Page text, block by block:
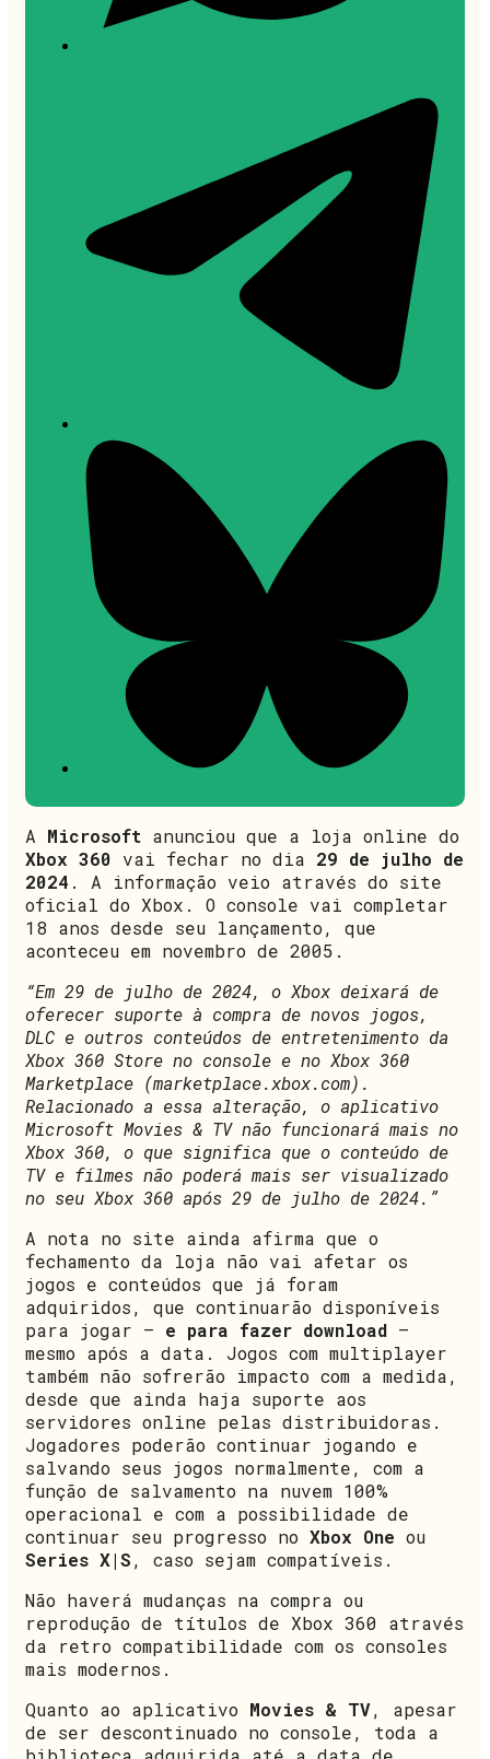
A Microsoft anunciou que a loja online do
Xbox 360 vai fechar no dia 29 de julho de
2024 . A informação veio através do site
oficial do Xbox. O console vai completar
18 anos desde seu lançamento, que
aconteceu em novembro de 2005.
“Em 29 de julho de 2024, o Xbox deixará de
oferecer suporte à compra de novos jogos,
DLC e outros conteúdos de entretenimento da
Xbox 360 Store no console e no Xbox 360
Marketplace (marketplace.xbox.com).
Relacionado a essa alteração, o aplicativo
Microsoft Movies & TV não funcionará mais no
Xbox 360, o que significa que o conteúdo de
TV e filmes não poderá mais ser visualizado
no seu Xbox 360 após 29 de julho de 2024.”
A nota no site ainda afirma que o
fechamento da loja não vai afetar os
jogos e conteúdos que já foram
adquiridos, que continuarão disponíveis
para jogar – e para fazer download –
mesmo após a data. Jogos com multiplayer
também não sofrerão impacto com a medida,
desde que ainda haja suporte aos
servidores online pelas distribuidoras.
Jogadores poderão continuar jogando e
salvando seus jogos normalmente, com a
função de salvamento na nuvem 100%
operacional e com a possibilidade de
continuar seu progresso no Xbox One ou
Series X|S, caso sejam compatíveis.
Não haverá mudanças na compra ou
reprodução de títulos de Xbox 360 através
da retro compatibilidade com os consoles
mais modernos.
Quanto ao aplicativo Movies & TV, apesar
de ser descontinuado no console, toda a